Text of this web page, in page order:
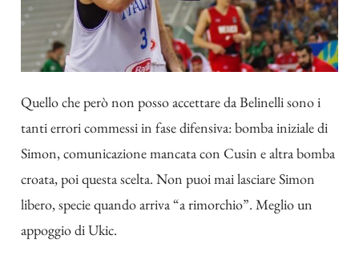
Quello che però non posso accettare da Belinelli sono i
tanti errori commessi in fase difensiva: bomba iniziale di
Simon, comunicazione mancata con Cusin e altra bomba
croata, poi questa scelta. Non puoi mai lasciare Simon
libero, specie quando arriva “a rimorchio”. Meglio un
appoggio di Ukic.